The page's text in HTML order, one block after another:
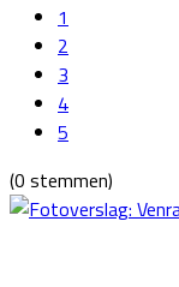
1
2
3
4
5
(0 stemmen)